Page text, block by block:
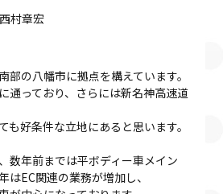
村章宏
部の八幡市に拠点を構えています。
通っており、さらには新名神高速道
も好条件な立地にあると思います。
数年前までは平ボディー車メイン
はEC関連の業務が増加し、